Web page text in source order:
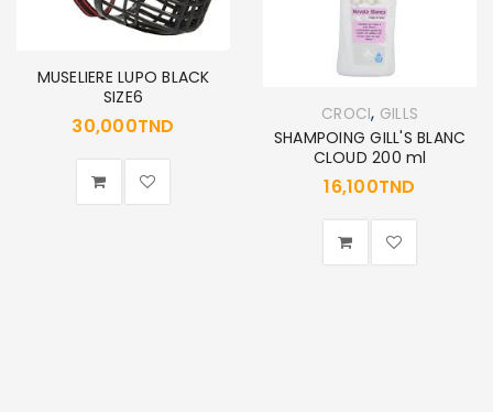
MUSELIERE LUPO BLACK
SIZE6
30,000TND CROCI, GILLS
SHAMPOING GILL'S BLANC
CLOUD 200 ml
16,100TND